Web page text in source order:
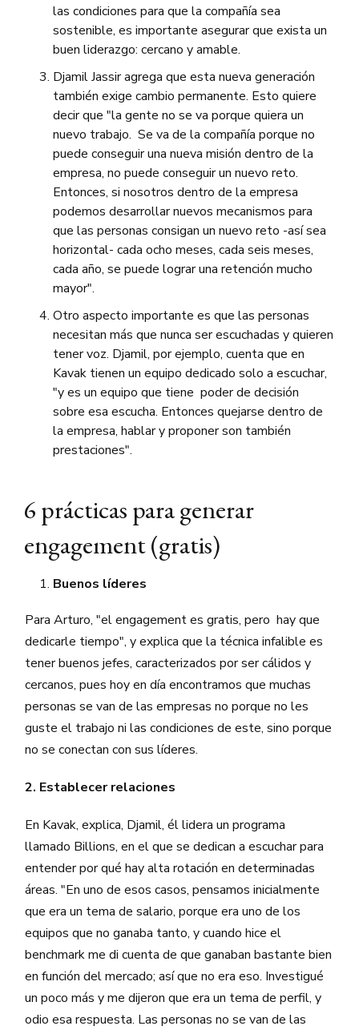
las condiciones para que la compañía sea
sostenible, es importante asegurar que exista un
buen liderazgo: cercano y amable.
Djamil Jassir agrega que esta nueva generación
también exige cambio permanente. Esto quiere
decir que "la gente no se va porque quiera un
nuevo trabajo. Se va de la compañía porque no
puede conseguir una nueva misión dentro de la
empresa, no puede conseguir un nuevo reto.
Entonces, si nosotros dentro de la empresa
podemos desarrollar nuevos mecanismos para
que las personas consigan un nuevo reto -así sea
horizontal- cada ocho meses, cada seis meses,
cada año, se puede lograr una retención mucho
mayor".
Otro aspecto importante es que las personas
necesitan más que nunca ser escuchadas y quieren
tener voz. Djamil, por ejemplo, cuenta que en
Kavak tienen un equipo dedicado solo a escuchar,
"y es un equipo que tiene poder de decisión
sobre esa escucha. Entonces quejarse dentro de
la empresa, hablar y proponer son también
prestaciones".
6 prácticas para generar
engagement (gratis)
Buenos líderes
Para Arturo, "el engagement es gratis, pero hay que
dedicarle tiempo", y explica que la técnica infalible es
tener buenos jefes, caracterizados por ser cálidos y
cercanos, pues hoy en día encontramos que muchas
personas se van de las empresas no porque no les
guste el trabajo ni las condiciones de este, sino porque
no se conectan con sus líderes.
2. Establecer relaciones
En Kavak, explica, Djamil, él lidera un programa
llamado Billions, en el que se dedican a escuchar para
entender por qué hay alta rotación en determinadas
áreas. "En uno de esos casos, pensamos inicialmente
que era un tema de salario, porque era uno de los
equipos que no ganaba tanto, y cuando hice el
benchmark me di cuenta de que ganaban bastante bien
en función del mercado; así que no era eso. Investigué
un poco más y me dijeron que era un tema de perfil, y
odio esa respuesta. Las personas no se van de las